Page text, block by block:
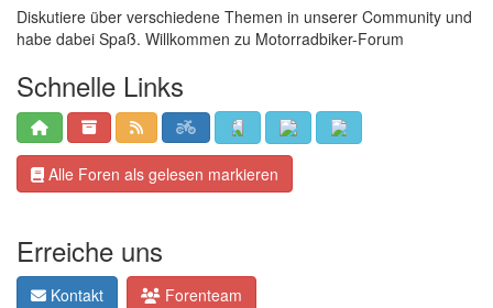
Diskutiere über verschiedene Themen in unserer Community und
habe dabei Spaß. Willkommen zu Motorradbiker-Forum
Schnelle Links
Alle Foren als gelesen markieren
Erreiche uns
Kontakt Forenteam